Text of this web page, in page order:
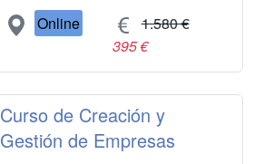
Online
1.580 €
395 €
Curso de Creación y
Gestión de Empresas